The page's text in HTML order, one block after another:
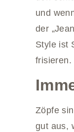
und
der
Style ist
frisieren.
Zöpfe
gut aus,